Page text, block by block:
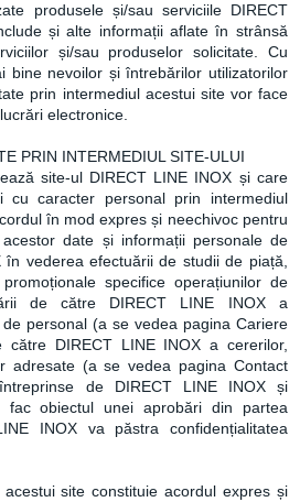
produsele și/sau serviciile DIRECT
și alte informații aflate în strânsă
și/sau produselor solicitate. Cu
bine nevoilor și întrebărilor utilizatorilor
prin intermediul acestui site vor face
electronice.
PRIN INTERMEDIUL SITE-ULUI
site-ul DIRECT LINE INOX și care
cu caracter personal prin intermediul
în mod expres și neechivoc pentru
date și informații personale de
în vederea efectuării de studii de piață,
specifice operațiunilor de
de către DIRECT LINE INOX a
personal (a se vedea pagina Cariere
către DIRECT LINE INOX a cererilor,
adresate (a se vedea pagina Contact
de DIRECT LINE INOX și
obiectul unei aprobări din partea
INOX va păstra confidențialitatea
site constituie acordul expres și